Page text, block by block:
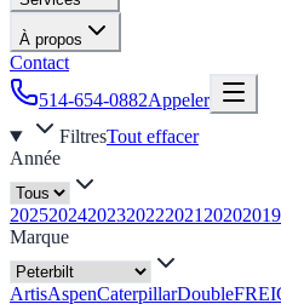
À propos
Contact
514-654-0882Appeler
FiltresTout effacer
Année
20252024202320222021 20202019
Marque
ArtisAspenCaterpillarDouble